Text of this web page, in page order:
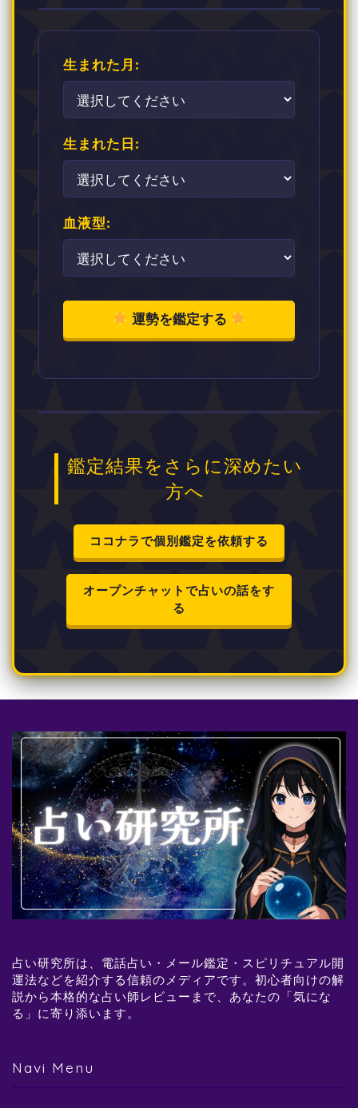
生まれた月:
生まれた日:
血液型:
運勢を鑑定する
鑑定結果をさらに深めたい
方へ
ココナラで個別鑑定を依頼する
オープンチャットで占いの話をす
る
占い研究所は、電話占い・メール鑑定・スピリチュアル開
運法などを紹介する信頼のメディアです。初心者向けの解
説から本格的な占い師レビューまで、あなたの「気にな
る」に寄り添います。
Navi Menu